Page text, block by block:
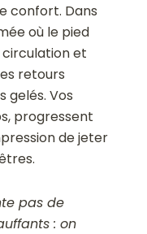
confort. Dans
où le pied
et
retours
gelés. Vos
progressent
de jeter
pas de
: on